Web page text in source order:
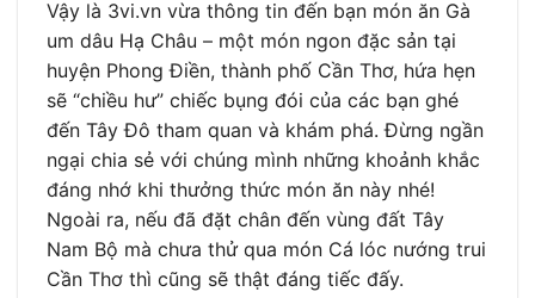
Vậy là 3vi.vn vừa thông tin đến bạn món ăn Gà
um dâu Hạ Châu – một món ngon đặc sản tại
huyện Phong Điền, thành phố Cần Thơ, hứa hẹn
sẽ “chiều hư” chiếc bụng đói của các bạn ghé
đến Tây Đô tham quan và khám phá. Đừng ngần
ngại chia sẻ với chúng mình những khoảnh khắc
đáng nhớ khi thưởng thức món ăn này nhé!
Ngoài ra, nếu đã đặt chân đến vùng đất Tây
Nam Bộ mà chưa thử qua món Cá lóc nướng trui
Cần Thơ thì cũng sẽ thật đáng tiếc đấy.